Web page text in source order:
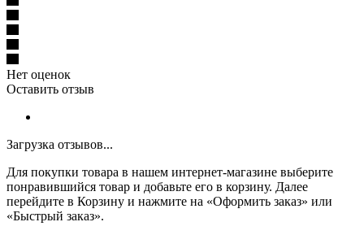
Нет оценок
Оставить отзыв
Загрузка отзывов...
Для покупки товара в нашем интернет-магазине выберите
понравившийся товар и добавьте его в корзину. Далее
перейдите в Корзину и нажмите на «Оформить заказ» или
«Быстрый заказ».